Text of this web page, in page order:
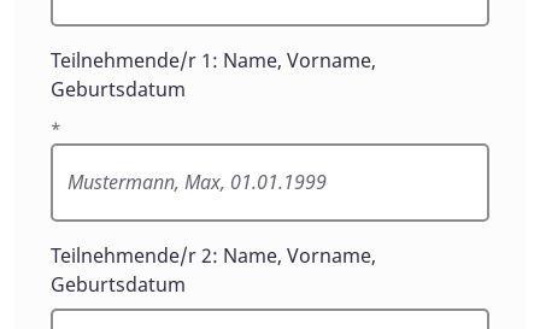
Teilnehmende/r 1: Name, Vorname,
Geburtsdatum
*
Teilnehmende/r 2: Name, Vorname,
Geburtsdatum